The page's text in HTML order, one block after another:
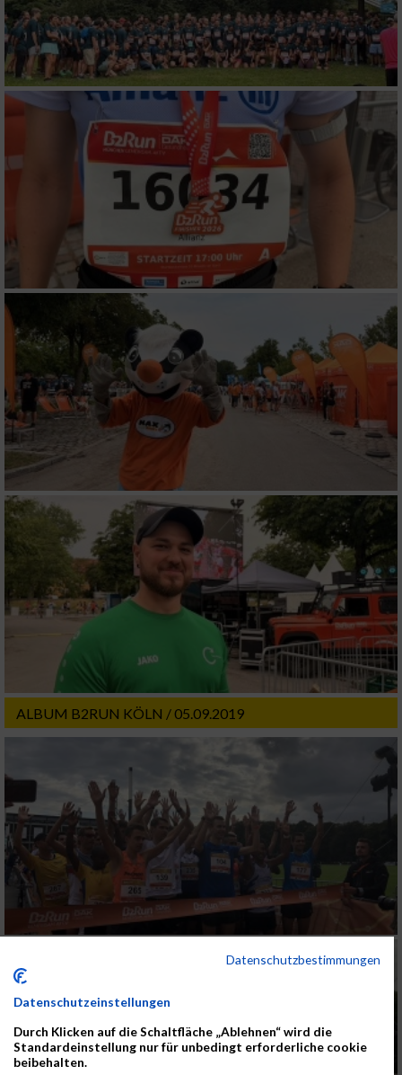
ALBUM B2RUN KÖLN / 05.09.2019
Datenschutzbestimmungen
Datenschutzeinstellungen
Durch Klicken auf die Schaltfläche „Ablehnen“ wird die
Standardeinstellung nur für unbedingt erforderliche cookie
beibehalten.